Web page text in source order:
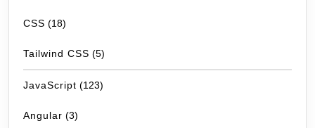
CSS (18)
Tailwind CSS (5)
JavaScript (123)
Angular (3)